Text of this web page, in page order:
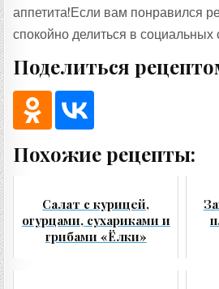
аппетита!Если вам понравился
спокойно делиться в социальных
Поделиться
Похожие рецепты:
Салат с курицей,
огурцами, сухариками и
грибами «Ёлки»